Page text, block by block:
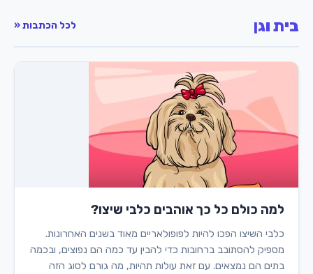
בית וגן לכל הכתבות «
למה כולם כל כך אוהבים כלבי שיצו?
כלבי השיצו הפכו להיות לפופולאריים מאוד בשנים האחרונות.
מספיק להסתובב ברחובות כדי להבין עד כמה הם נפוצים, ובכמה
בתים הם נמצאים. עם זאת עולות תהיות, מה גורם לסוג הזה